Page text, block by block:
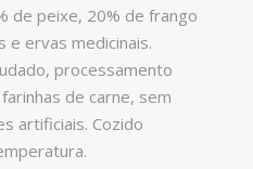
de peixe, 20% de frango
e ervas medicinais.
processamento
de carne, sem
artificiais. Cozido